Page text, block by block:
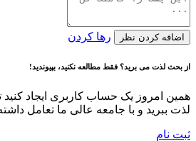
اضافه کردن نظر رها کردن
از بحث لذت می برید؟ فقط مطالعه نکنید، بپیوندید!
همین امروز یک حساب کاربری ایجاد کنید
لذت ببرید و با جامعه عالی ما تعامل
ثبت نام